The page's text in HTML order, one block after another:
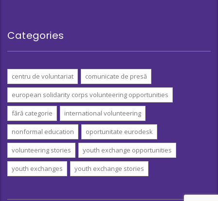
Categories
centru de voluntariat comunicate de presă
european solidarity corps volunteering opportunities
fără categorie international volunteering
nonformal education oportunitate eurodesk
volunteering stories youth exchange opportunities
youth exchanges youth exchange stories